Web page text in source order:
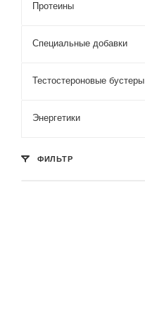
Протеины
Специальные добавки
Тестостероновые бустеры
Энергетики
ФИЛЬТР